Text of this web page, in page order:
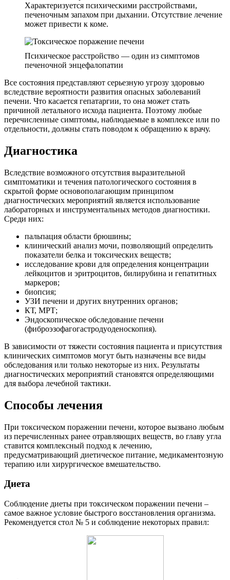
Характеризуется психическими расстройствами,
печеночным запахом при дыхании. Отсутствие лечение
может привести к коме.
Психическое расстройство — один из симптомов
печеночной энцефалопатии
Все состояния представляют серьезную угрозу здоровью
вследствие вероятности развития опасных заболеваний
печени. Что касается гепатаргии, то она может стать
причиной летального исхода пациента. Поэтому любые
перечисленные симптомы, наблюдаемые в комплексе или по
отдельности, должны стать поводом к обращению к врачу.
Диагностика
Вследствие возможного отсутствия выразительной
симптоматики и течения патологического состояния в
скрытой форме основополагающим принципом
диагностических мероприятий является использование
лабораторных и инструментальных методов диагностики.
Среди них:
пальпация области брюшины;
клинический анализ мочи, позволяющий определить
показатели белка и токсических веществ;
исследование крови для определения концентрации
лейкоцитов и эритроцитов, билирубина и гепатитных
маркеров;
биопсия;
УЗИ печени и других внутренних органов;
КТ, МРТ;
Эндоскопическое обследование печени
(фиброэзофагогастродуоденоскопия).
В зависимости от тяжести состояния пациента и присутствия
клинических симптомов могут быть назначены все виды
обследования или только некоторые из них. Результаты
диагностических мероприятий становятся определяющими
для выбора лечебной тактики.
Способы лечения
При токсическом поражении печени, которое вызвано любым
из перечисленных ранее отравляющих веществ, во главу угла
ставится комплексный подход к лечению,
предусматривающий диетическое питание, медикаментозную
терапию или хирургическое вмешательство.
Диета
Соблюдение диеты при токсическом поражении печени –
самое важное условие быстрого восстановления организма.
Рекомендуется стол № 5 и соблюдение некоторых правил: